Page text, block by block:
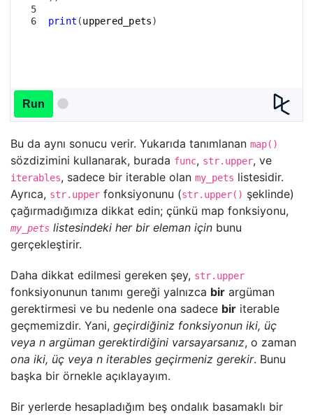
5
6
print (uppered_pets)
Run
Bu da aynı sonucu verir. Yukarıda tanımlanan map()
sözdizimini kullanarak, burada func, str.upper, ve
iterables, sadece bir iterable olan my_pets listesidir.
Ayrıca, str.upper fonksiyonunu (str.upper() şeklinde)
çağırmadığımıza dikkat edin; çünkü map fonksiyonu,
my_pets listesindeki her bir eleman için bunu
gerçekleştirir.
Daha dikkat edilmesi gereken şey, str.upper
fonksiyonunun tanımı gereği yalnızca bir argüman
gerektirmesi ve bu nedenle ona sadece bir iterable
geçmemizdir. Yani, geçirdiğiniz fonksiyonun iki, üç
veya n argüman gerektirdiğini varsayarsanız, o zaman
ona iki, üç veya n iterables geçirmeniz gerekir. Bunu
başka bir örnekle açıklayayım.
Bir yerlerde hesapladığım beş ondalık basamaklı bir